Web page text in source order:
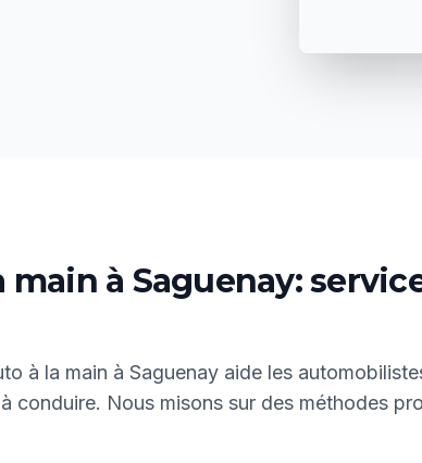
main à Saguenay:
à la main à Saguenay aide les
conduire. Nous misons sur des méthodes